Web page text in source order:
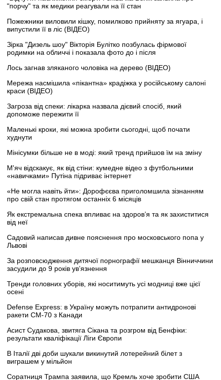
"порчу" та як медики реагували на її стан
Пожежники виловили кішку, помилково прийняту за ягуара, і
випустили її в ліс (ВІДЕО)
Зірка "Дизель шоу" Вікторія Булітко позбулась фірмової
родимки на обличчі і показала фото до і після
Лось загнав зляканого чоловіка на дерево (ВІДЕО)
Мережа насмішила «пікантна» крадіжка у російському салоні
краси (ВІДЕО)
Загроза від спеки: лікарка назвала дієвий спосіб, який
допоможе пережити її
Маленькі кроки, які можна зробити сьогодні, щоб почати
худнути
Мінісумки більше не в моді: який тренд прийшов їм на зміну
М'яч відскакує, як від стіни: кумедне відео з футбольними
«навичками» Путіна підриває інтернет
«Не могла навіть йти»: Дорофєєва приголомшила зізнанням
про свій стан протягом останніх 6 місяців
Як екстремальна спека впливає на здоров’я та як захиститися
від неї
Садовий написав дивне пояснення про московського попа у
Львові
За розповсюдження дитячої порнографії мешканця Вінниччини
засудили до 9 років ув’язнення
Тренди головних уборів, які носитимуть усі модниці вже цієї
осені
Defense Express: в Україну можуть потрапити антидронові
ракети CM-70 з Канади
Асист Судакова, звитяга Сікана та розгром від Бенфіки:
результати кваліфікації Ліги Європи
В Італії дві доби шукали викинутий лотерейний білет з
виграшем у мільйон
Соратниця Трампа заявила, що Кремль хоче зробити США